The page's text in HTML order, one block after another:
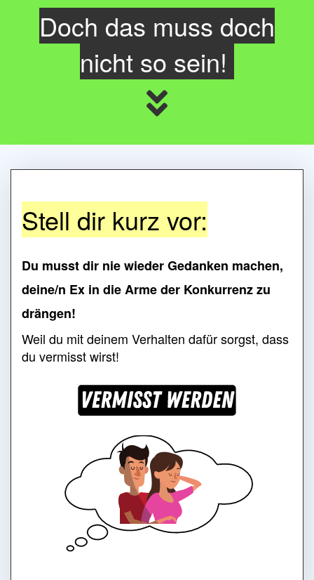
Doch das muss doch
nicht so sein!
Stell dir kurz vor:
Du musst dir nie wieder Gedanken machen,
deine/n Ex in die Arme der Konkurrenz zu
drängen!
Weil du mit deinem Verhalten dafür sorgst, dass
du vermisst wirst!